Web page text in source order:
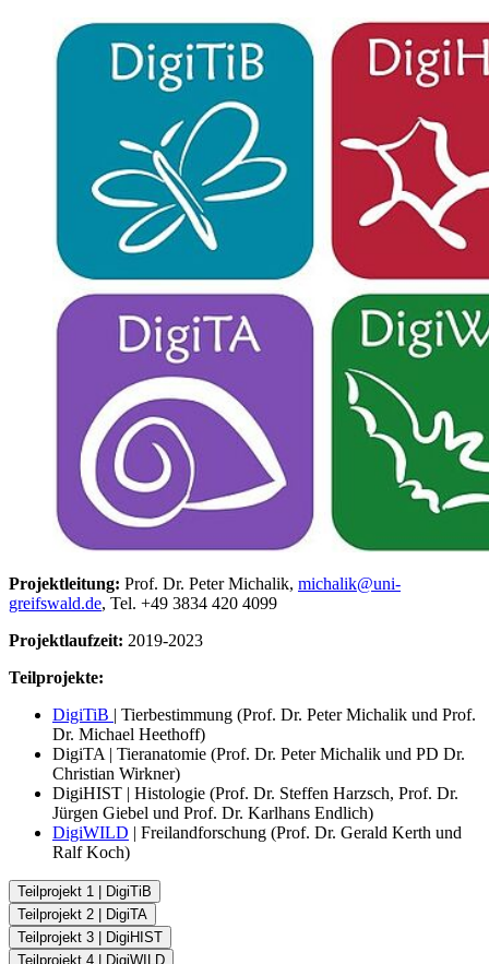
Projektleitung: Prof. Dr. Peter Michalik, michalik@uni-
greifswald.de, Tel. +49 3834 420 4099
Projektlaufzeit: 2019-2023
Teilprojekte:
DigiTiB | Tierbestimmung (Prof. Dr. Peter Michalik und Prof.
Dr. Michael Heethoff)
DigiTA | Tieranatomie (Prof. Dr. Peter Michalik und PD Dr.
Christian Wirkner)
DigiHIST | Histologie (Prof. Dr. Steffen Harzsch, Prof. Dr.
Jürgen Giebel und Prof. Dr. Karlhans Endlich)
DigiWILD | Freilandforschung (Prof. Dr. Gerald Kerth und
Ralf Koch)
Teilprojekt 1 | DigiTiB
Teilprojekt 2 | DigiTA
Teilprojekt 3 | DigiHIST
Teilprojekt 4 | DigiWILD